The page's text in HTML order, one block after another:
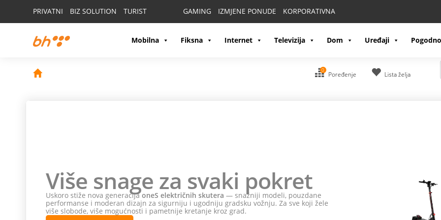
PRIVATNI BIZ SOLUTION TURIST GAMING IZMJENE PONUDE KORPORATIVNA
Mobilna Fiksna Internet Televizija Dom Uređaji
0
Poređenje Lista želja
Više snage za svaki pokret
Uskoro stiže nova generacijaoneS električnih skutera — snažniji modeli, pouzdane
performanse i moderan dizajn za sigurniju i ugodniju gradsku vožnju. Za sve koji žele
više slobode, više mogućnosti i pametnije kretanje kroz grad.